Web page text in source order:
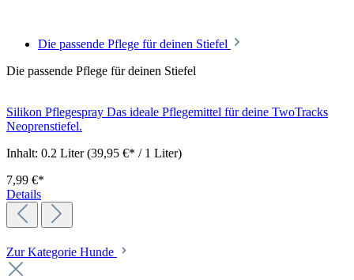
Die passende Pflege für deinen Stiefel
Die passende Pflege für deinen Stiefel
Silikon Pflegespray Das ideale Pflegemittel für deine TwoTracks
Neoprenstiefel.
Inhalt: 0.2 Liter(39,95 €* / 1 Liter)
7,99 €*
Details
Zur Kategorie Hunde